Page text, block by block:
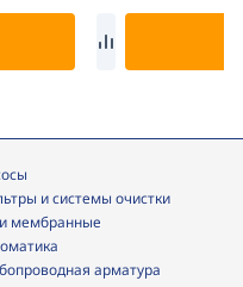
и системы очистки
мембранные
арматура